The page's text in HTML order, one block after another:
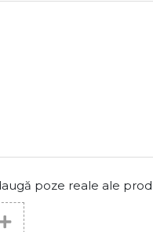
poze reale ale